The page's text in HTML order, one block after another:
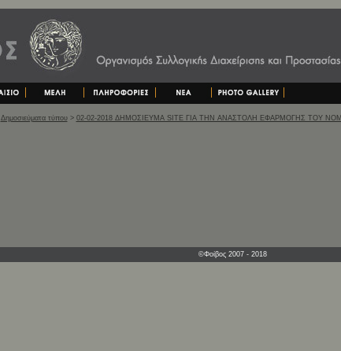
Δημοσιεύματα τύπου> 02-02-2018 ΔΗΜΟΣΙΕΥΜΑ SITE ΓΙΑ ΤΗΝ ΑΝΑΣΤΟΛΗ ΕΦΑΡΜΟΓΗΣ ΤΟΥ
©Φοίβος 2007 - 2018